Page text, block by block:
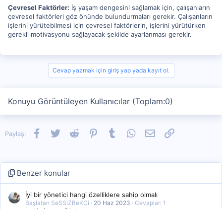
Çevresel Faktörler: İş yaşam dengesini sağlamak için, çalışanların
çevresel faktörleri göz önünde bulundurmaları gerekir. Çalışanların
işlerini yürütebilmesi için çevresel faktörlerin, işlerini yürütürken
gerekli motivasyonu sağlayacak şekilde ayarlanması gerekir.
Cevap yazmak için giriş yap yada kayıt ol.
Konuyu Görüntüleyen Kullanıcılar (Toplam:0)
Paylaş: Facebook
TwitterReddit PinterestTumblrWhatsApp
E-postaLink
Benzer konular
İyi bir yönetici hangi özelliklere sahip olmalı
Başlatan SeSSiZBeKCi 20 Haz 2023
Cevaplar: 1